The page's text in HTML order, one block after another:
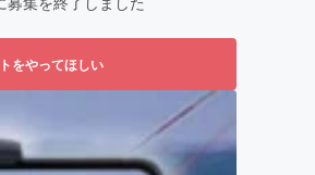
をやってほしい